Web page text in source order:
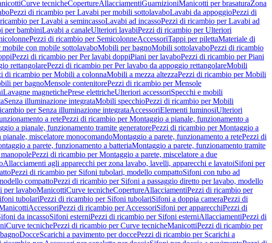
Curve tecnicheCopertureAllacciamentiGuarnizioniManicotti per brasaturaZona
Pezzi di ricambio per Lavabi per mobili sottolavaboLavabi da appoggioPezzi di
per Lavabi a semincassoLavabi ad incassoPezzi di ricambio per Lavabi ad
per bambiniLavabi a canaleUlteriori lavabiPezzi di ricambio per Ulteriori
Pezzi di ricambio per SemicolonneAccessoriTappi per pilettaMateriale di
con mobile sottolavaboMobili per bagnoMobili sottolavaboPezzi di ricambio
Pezzi di ricambio per Per lavabi doppiPiani per lavaboPezzi di ricambio per Piani
rettangolarePezzi di ricambio per Per lavabo da appoggio rettangolareMobili
di ricambio per Mobili a colonnaMobili a mezza altezzaPezzi di ricambio per Mobili
per bagnoMensole contenitorePezzi di ricambio per Mensole
Lavagne magnetichePrese elettricheUlteriori accessoriSpecchi e mobili
Senza illuminazione integrataMobili specchioPezzi di ricambio per Mobili
per Senza illuminazione integrataAccessoriElementi luminosiUlteriori
a retePezzi di ricambio per Montaggio a pianale, funzionamento a
a pianale, funzionamento tramite generatorePezzi di ricambio per Montaggio a
miscelatore monocomandoMontaggio a parete, funzionamento a retePezzi di
a parete, funzionamento a batteriaMontaggio a parete, funzionamento tramite
Pezzi di ricambio per Montaggio a parete, miscelatore a due
Allacciamenti agli apparecchi per zona lavabo, lavelli, apparecchi e lavatoiSifoni per
Pezzi di ricambio per Sifoni tubolari, modello compattoSifoni con tubo ad
compattoPezzi di ricambio per Sifoni a passaggio diretto per lavabo, modello
per lavaboManicottiCurve tecnicheCopertureAllacciamentiPezzi di ricambio per
tubolariPezzi di ricambio per Sifoni tubolariSifoni a doppia cameraPezzi di
AccessoriPezzi di ricambio per AccessoriSifoni per apparecchiPezzi di
da incassoSifoni esterniPezzi di ricambio per Sifoni esterniAllacciamentiPezzi di
Curve tecnichePezzi di ricambio per Curve tecnicheManicottiPezzi di ricambio per
DocceScarichi a pavimento per doccePezzi di ricambio per Scarichi a